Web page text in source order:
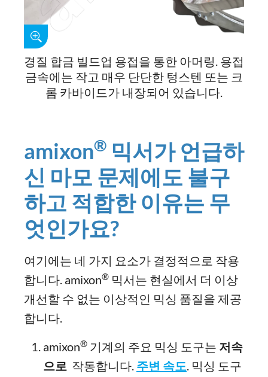
경질 합금 빌드업 용접을 통한 아머링. 용접
금속에는 작고 매우 단단한 텅스텐 또는 크
롬 카바이드가 내장되어 있습니다.
amixon® 믹서가 언급하
신 마모 문제에도 불구
하고 적합한 이유는 무
엇인가요?
여기에는 네 가지 요소가 결정적으로 작용
합니다. amixon® 믹서는 현실에서 더 이상
개선할 수 없는 이상적인 믹싱 품질을 제공
합니다.
amixon® 기계의 주요 믹싱 도구는 저속
으로 작동합니다. 주변 속도. 믹싱 도구